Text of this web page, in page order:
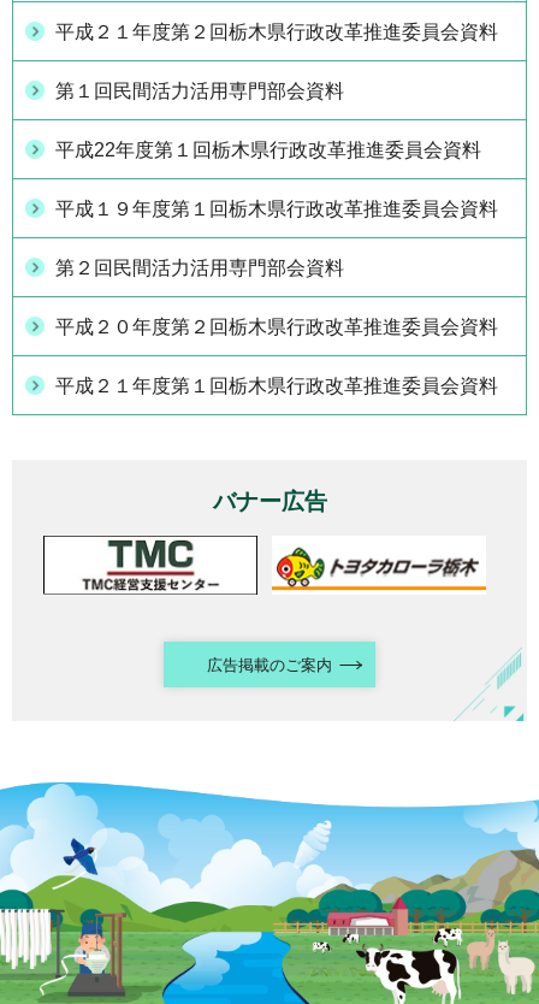
平成２１年度第２回栃木県行政改革推進委員会資料
第１回民間活力活用専門部会資料
平成22年度第１回栃木県行政改革推進委員会資料
平成１９年度第１回栃木県行政改革推進委員会資料
第２回民間活力活用専門部会資料
平成２０年度第２回栃木県行政改革推進委員会資料
平成２１年度第１回栃木県行政改革推進委員会資料
バナー広告
広告掲載のご案内